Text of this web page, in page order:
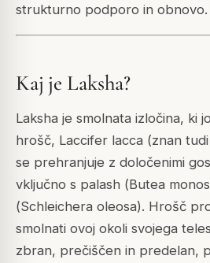
strukturno podporo in obnovo.
Kaj je Laksha?
Laksha je smolnata izločina, ki
hrošč, Laccifer lacca (znan
se prehranjuje z določenimi
vključno s palash (Butea
(Schleichera oleosa). Hrošč
smolnati ovoj okoli svojega
zbran, prečiščen in predelan,